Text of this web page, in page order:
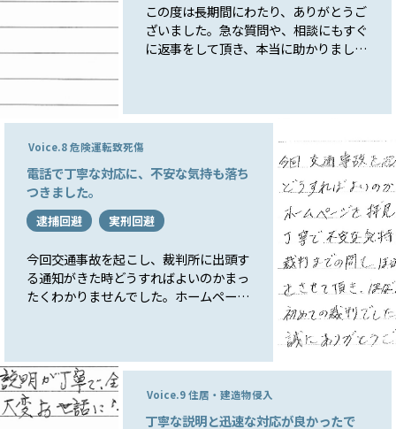
この度は長期間にわたり、ありがとうご
ざいました。急な質問や、相談にもすぐ
に返事をして頂き、本当に助かりまし
頂きたいと思います。本当にありがとう
Voice.8 危険運転致死傷
電話で丁寧な対応に、不安な気持も落ち
つきました。
逮捕回避 実刑回避
今回交通事故を起こし、裁判所に出頭す
る通知がきた時どうすればよいのかまっ
たくわかりませんでした。ホームページ
ように、裁判所での受け答えの練習をさ
せて頂き、ほぼ万全の状態で裁判を受け
る事ができました。初めての裁判でした
Voice.9 住居・建造物侵入
丁寧な説明と迅速な対応が良かったで